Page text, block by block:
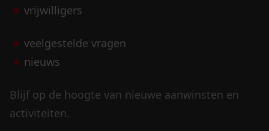
vrijwilligers
veelgestelde vragen
nieuws
Blijf op de hoogte van nieuwe aanwinsten en
activiteiten.